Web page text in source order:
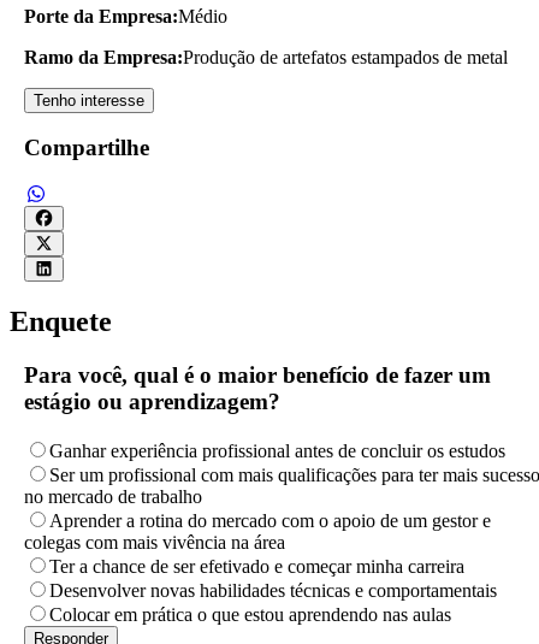
Porte da Empresa:Médio
Ramo da Empresa:Produção de artefatos estampados de metal
Tenho interesse
Compartilhe
Enquete
Para você, qual é o maior benefício de fazer um
estágio ou aprendizagem?
Ganhar experiência profissional antes de concluir os estudos
Ser um profissional com mais qualificações para ter mais sucesso
no mercado de trabalho
Aprender a rotina do mercado com o apoio de um gestor e
colegas com mais vivência na área
Ter a chance de ser efetivado e começar minha carreira
Desenvolver novas habilidades técnicas e comportamentais
Colocar em prática o que estou aprendendo nas aulas